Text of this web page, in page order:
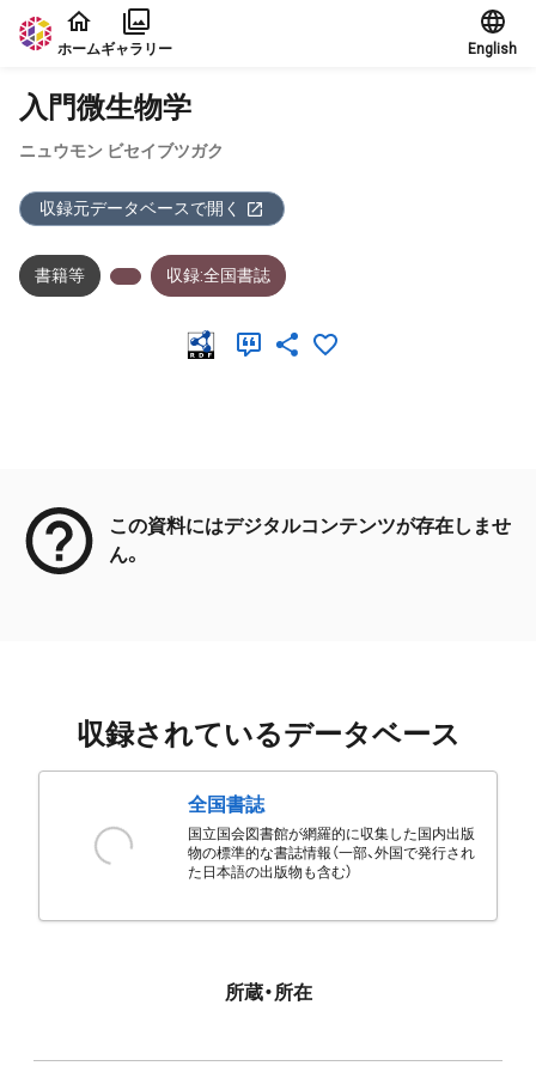
本文に飛ぶ
ホームギャラリー English
入門微生物学
ニュウモン ビセイブツガク
収録元データベースで開く
書籍等 収録:全国書誌
この資料にはデジタルコンテンツが存在しませ
ん。
収録されているデータベース
全国書誌
国立国会図書館が網羅的に収集した国内出版
物の標準的な書誌情報（一部、外国で発行され
た日本語の出版物も含む）
所蔵・所在